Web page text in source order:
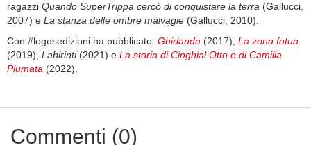
ragazzi Quando SuperTrippa cercò di conquistare la terra (Gallucci,
2007) e La stanza delle ombre malvagie (Gallucci, 2010).
Con #logosedizioni ha pubblicato: Ghirlanda (2017), La zona fatua
(2019), Labirinti(2021) e La storia di Cinghial Otto e di Camilla
Piumata (2022).
Commenti (0)